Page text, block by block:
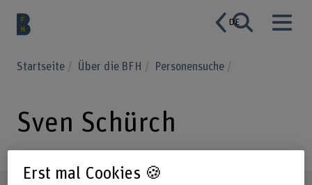
DE
Startseite Über die BFH Personensuche
Sven Schürch
Erst mal Cookies 🍪